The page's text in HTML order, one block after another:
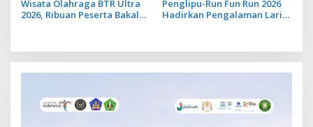
Wisata Olahraga BTR Ultra
2026, Ribuan Peserta Bakal
Penglipu-Run Fun Run 2026
Hadirkan Pengalaman Lari